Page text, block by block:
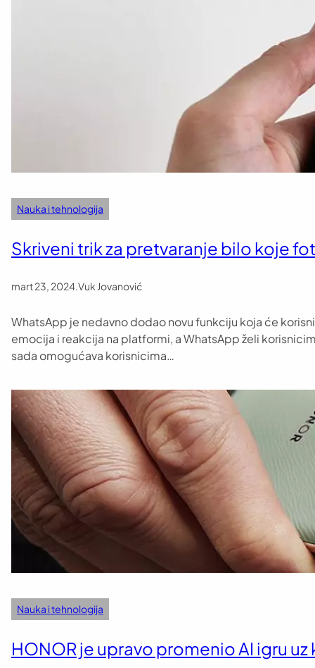
Nauka i tehnologija
Skriveni trik za pretvaranje bilo koje
mart 23, 2024.Vuk Jovanović
WhatsApp je nedavno dodao novu funkciju koja će
emocija i reakcija na platformi, a WhatsApp želi
sada omogućava korisnicima…
Nauka i tehnologija
HONOR je upravo promenio AI igru